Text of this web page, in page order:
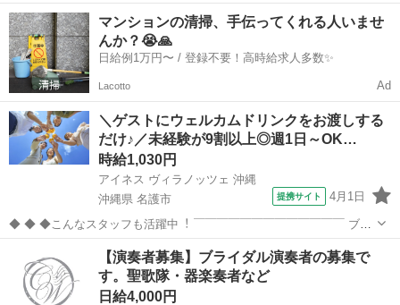
お仕事です。ー 【具体的な仕事内容】 ・パーティー前の準備 ・料理
やドリンクのテーブルサーブ ・後片付け等 ハイレベルな気遣いと正し
いマナー...
埼玉 さいたま市 結婚式場 スタッフ
マンションの清掃、手伝ってくれる人いませ
んか？😭🙏
日給例1万円〜 / 登録不要！高時給求人多数✨
Lacotto Ad
＼ゲストにウェルカムドリンクをお渡しする
だけ♪／未経験が9割以上◎週1日～OK…
時給1,030円
アイネス ヴィラノッツェ 沖縄
沖縄県 名護市
提携サイト 4月1日
◆ ◆ ◆こんなスタッフも活躍中︕ ￣￣￣￣￣￣￣￣￣￣￣￣￣ ブラ
イダル業界は未経験でスタートしたという スタッフがほとんどです︕
カフェ・居酒屋等の飲⾷店、 アパレル／事務／在宅ワーク／ホテル 運
送業／軽作業／その...
結婚式場
【演奏者募集】ブライダル演奏者の募集で
す。聖歌隊・器楽奏者など
日給4,000円